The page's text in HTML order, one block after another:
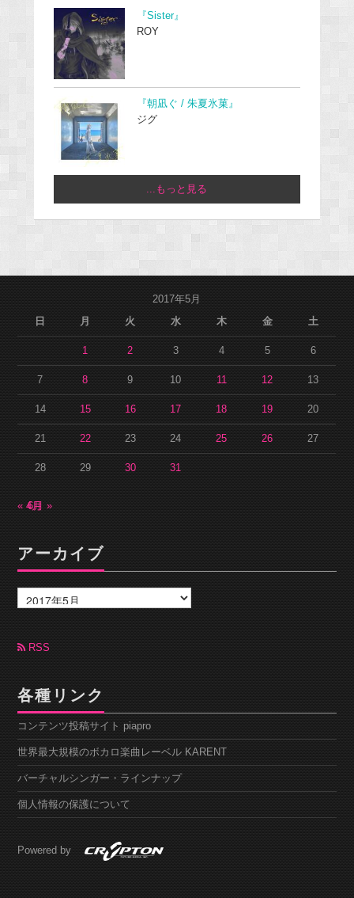
『Sister』
ROY
『朝凪ぐ / 朱夏氷菓』
ジグ
...もっと見る
2017年5月
日
月 火 水 木 金 土
1 2 3 4 5 6
7 8 9 10 11 12 13
14 15 16 17 18 19 20
21 22 23 24 25 26 27
28 29 30 31
« 4月6月 »
アーカイブ
ー
カ
ブRSS
各種リンク
コンテンツ投稿サイト piapro
世界最大規模のボカロ楽曲レーベル KARENT
バーチャルシンガー・ラインナップ
個人情報の保護について
Powered by